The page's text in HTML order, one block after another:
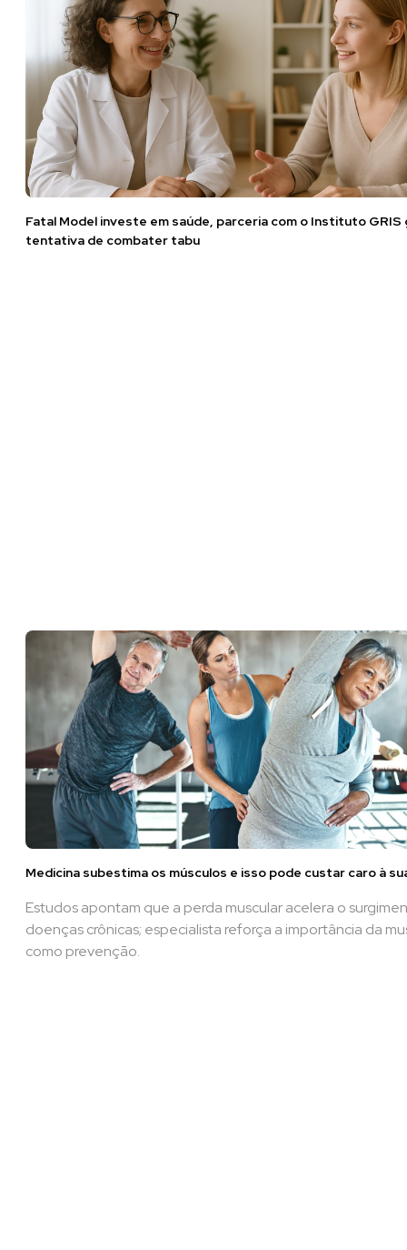
Fatal Model investe em saúde, parceria com o Instituto GRIS
tentativa de combater tabu
Medicina subestima os músculos e isso pode custar caro à
Estudos apontam que a perda muscular acelera o
doenças crônicas; especialista reforça a importância da
como prevenção.